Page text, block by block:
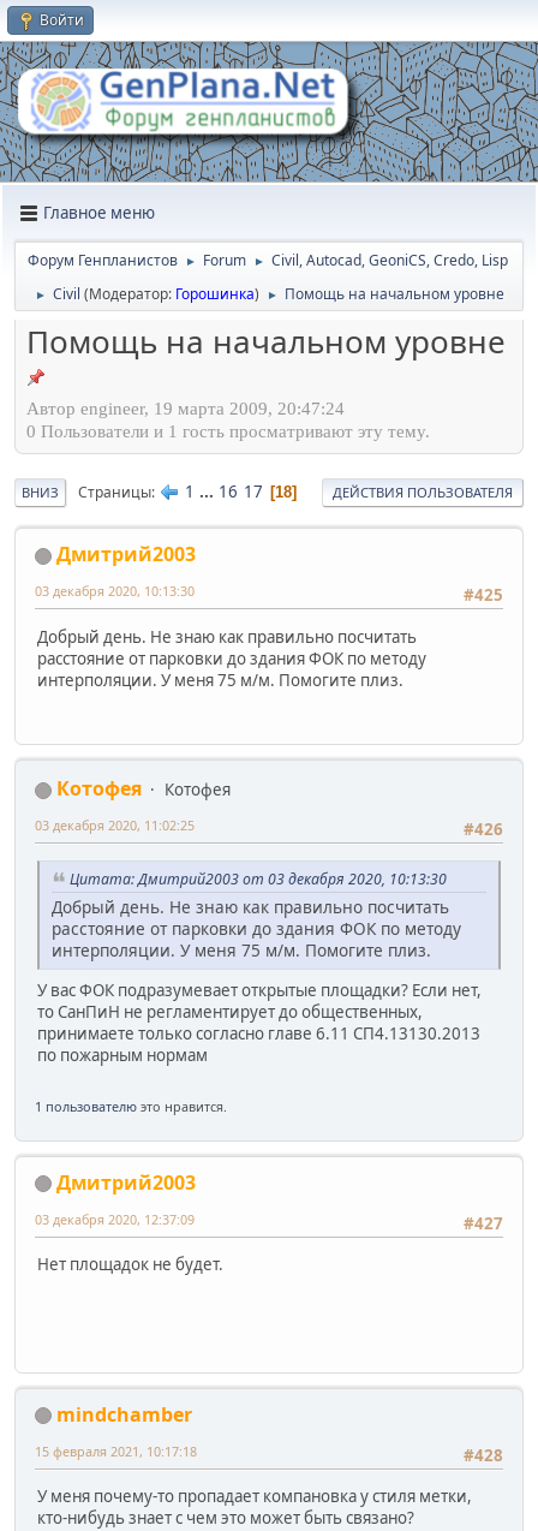
Войти
Главное меню
Форум Генпланистов ► Forum ► Civil, Autocad, GeoniCS, Credo, Lisp
► Civil (Модератор: Горошинка) ► Помощь на начальном уровне
Помощь на начальном уровне
Автор engineer, 19 марта 2009, 20:47:24
0 Пользователи и 1 гость просматривают эту тему.
ВНИЗ Страницы 1 ... 16 17 18 ДЕЙСТВИЯ ПОЛЬЗОВАТЕЛЯ
Дмитрий2003
#425
03 декабря 2020, 10:13:30
Добрый день. Не знаю как правильно посчитать
расстояние от парковки до здания ФОК по методу
интерполяции. У меня 75 м/м. Помогите плиз.
Котофея
Котофея
#426
03 декабря 2020, 11:02:25
Цитата: Дмитрий2003 от 03 декабря 2020, 10:13:30
Добрый день. Не знаю как правильно посчитать
расстояние от парковки до здания ФОК по методу
интерполяции. У меня 75 м/м. Помогите плиз.
У вас ФОК подразумевает открытые площадки? Если нет,
то СанПиН не регламентирует до общественных,
принимаете только согласно главе 6.11 СП4.13130.2013
по пожарным нормам
1 пользователю это нравится.
Дмитрий2003
#427
03 декабря 2020, 12:37:09
Нет площадок не будет.
mindchamber
#428
15 февраля 2021, 10:17:18
У меня почему-то пропадает компановка у стиля метки,
кто-нибудь знает с чем это может быть связано?